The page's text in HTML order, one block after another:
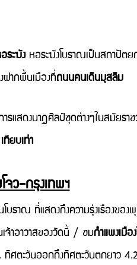
ระฆังหอระฆังโบราณเป็นสถาปัตย
ฝากพื้นเมืองที่ถนนคนเดินมุสลิม
รแสดงนาฏศิลป์ชุดต่างๆในสมัยรา
ยบเท่า
ว–กรุงเทพฯ
ราณ ที่แสดงถึงความรุ่งเรืองของ
จ้าอาวาสของวัดนี้ / ชมกำแพงเมื
. ทิศตะวันออกถึงทิศตะวันตกยาว